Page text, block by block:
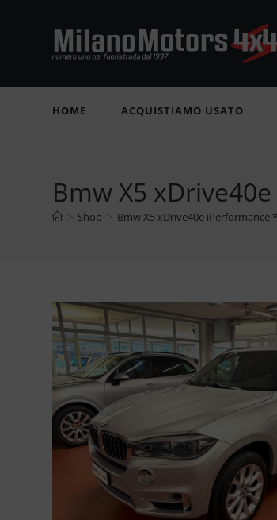
HOME ACQUISTIAMO USATO
Bmw X5
> Shop > Bmw X5 xDrive40e iPerformance